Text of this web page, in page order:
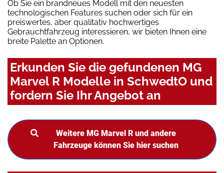
Ob Sie ein brandneues Modell mit den neuesten
technologischen Features suchen oder sich für ein
preiswertes, aber qualitativ hochwertiges
Gebrauchtfahrzeug interessieren, wir bieten Ihnen eine
breite Palette an Optionen.
Erkunden Sie die gefundenen MG
Marvel R Modelle in SchwedtO und
fordern Sie Ihr Angebot an
Weitere MG Marvel R und andere
Fahrzeuge können Sie hier suchen